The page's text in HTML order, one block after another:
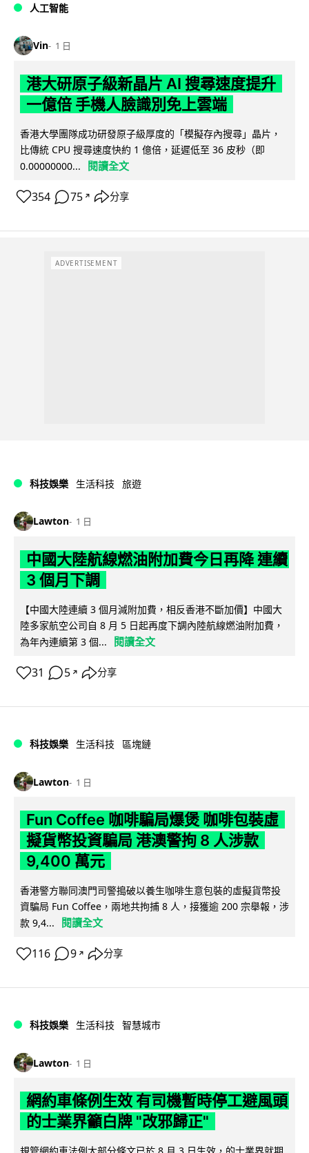
人工智能
Vin 1 日
港大研原子級新晶片 AI 搜尋速度提升
一億倍 手機人臉識別免上雲端
香港大學團隊成功研發原子級厚度的「模擬存內搜尋」晶片，
比傳統 CPU 搜尋速度快約 1 億倍，延遲低至 36 皮秒（即
0.00000000...
閱讀全文
354 75 ↗ 分享
ADVERTISEMENT
科技娛樂 生活科技 旅遊
Lawton 1 日
中國大陸航線燃油附加費今日再降 連續
3 個月下調
【中國大陸連續 3 個月減附加費，相反香港不斷加價】中國大
陸多家航空公司自 8 月 5 日起再度下調內陸航線燃油附加費，
為年內連續第 3 個...
閱讀全文
31 5 ↗ 分享
科技娛樂 生活科技 區塊鏈
Lawton 1 日
Fun Coffee 咖啡騙局爆煲 咖啡包裝虛
擬貨幣投資騙局 港澳警拘 8 人涉款
9,400 萬元
香港警方聯同澳門司警搗破以養生咖啡生意包裝的虛擬貨幣投
資騙局 Fun Coffee，兩地共拘捕 8 人，接獲逾 200 宗舉報，涉
款 9,4...
閱讀全文
116 9 ↗ 分享
科技娛樂 生活科技 智慧城市
Lawton 1 日
網約車條例生效 有司機暫時停工避風頭
的士業界籲白牌 "改邪歸正"